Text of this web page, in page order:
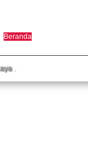
Beranda